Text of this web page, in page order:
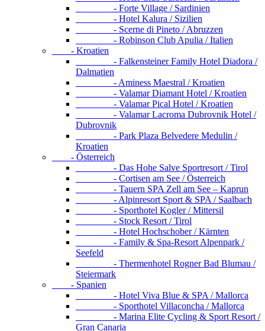
- Forte Village / Sardinien
- Hotel Kalura / Sizilien
- Scerne di Pineto / Abruzzen
- Robinson Club Apulia / Italien
- Kroatien
- Falkensteiner Family Hotel Diadora /
Dalmatien
- Aminess Maestral / Kroatien
- Valamar Diamant Hotel / Kroatien
- Valamar Pical Hotel / Kroatien
- Valamar Lacroma Dubrovnik Hotel /
Dubrovnik
- Park Plaza Belvedere Medulin /
Kroatien
- Österreich
- Das Hohe Salve Sportresort / Tirol
- Cortisen am See / Österreich
- Tauern SPA Zell am See – Kaprun
- Alpinresort Sport & SPA / Saalbach
- Sporthotel Kogler / Mittersil
- Stock Resort / Tirol
- Hotel Hochschober / Kärnten
- Family & Spa-Resort Alpenpark /
Seefeld
- Thermenhotel Rogner Bad Blumau /
Steiermark
- Spanien
- Hotel Viva Blue & SPA / Mallorca
- Sporthotel Villaconcha / Mallorca
- Marina Elite Cycling & Sport Resort /
Gran Canaria